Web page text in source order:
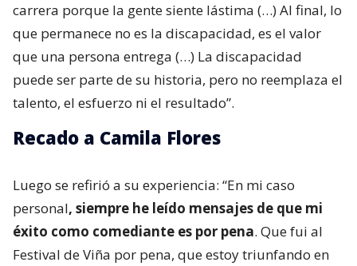
carrera porque la gente siente lástima (…) Al final, lo
que permanece no es la discapacidad, es el valor
que una persona entrega (…) La discapacidad
puede ser parte de su historia, pero no reemplaza el
talento, el esfuerzo ni el resultado”.
Recado a Camila Flores
Luego se refirió a su experiencia: “En mi caso
personal, siempre he leído mensajes de que mi
éxito como comediante es por pena. Que fui al
Festival de Viña por pena, que estoy triunfando en